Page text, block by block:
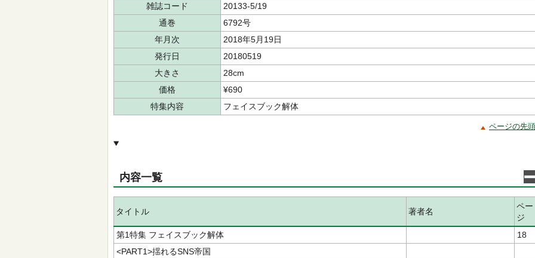
雑誌コード
20133-5/19
通巻
6792号
年月次
2018年5月19日
発行日
20180519
大きさ
28cm
価格
¥690
特集内容
フェイスブック解体
ページの先
内容一覧
タイトル 著者名
ペー
ジ
第1特集 フェイスブック解体
18
<PART1>揺れるSNS帝国